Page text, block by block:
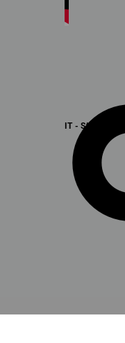
IT - Studium &